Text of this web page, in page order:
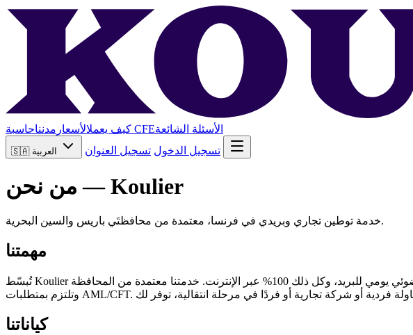
كيف يعملالأسعار مدننا حاسبة CFEالأسئلة الشائعة
🇸🇦 العربية تسجيل الدخول تسجيل العنوان
من نحن — Koulier
خدمة توطين تجاري وبريدي في فرنسا، معتمدة من محافظتَي باريس والسين البحرية.
مهمتنا
تُبسّط Koulier عملية التوطين التجاري والبريدي في فرنسا. نقدم لرواد الأعمال وأصحاب الشركات والأفراد عنوانًا مهنيًا مع مسح ضوئي يومي للبريد، وكل ذلك 100% عبر الإنترنت. خدمتنا معتمدة من المحافظة
كياناتنا